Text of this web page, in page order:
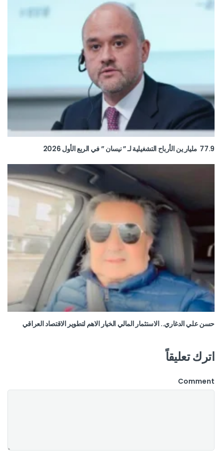
77.9 مليار ين الأرباح التشغيلية لـ ” نيسان ” في الربع الأول 2026
حسن علي الدغاري.. الاستثمار المالي الخيار الاهم لتطوير الاقتصاد العراقي
اترك تعليقاً
Comment